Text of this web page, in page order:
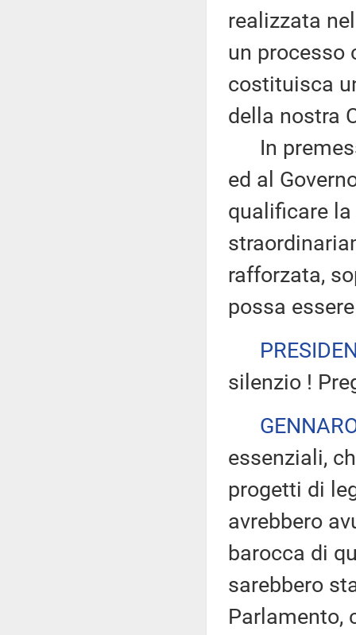
realizzata
un processo
costituisca
della nostra
In
ed al
qualificare
rafforzata,
possa
silenzio !
essenziali,
progetti di
avrebbero
barocca di
sarebbero
Parlamento,